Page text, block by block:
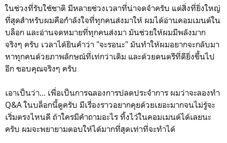
ในช่วงที่รับใช้ชาติ มีหลายช่วงเวลาที่น่าจดจำครับ แต่สิ่งที่ยิ่งใหญ่
ที่สุดสำหรับผมคือกำลังใจที่ทุกคนส่งมาให้ ผมได้อ่านคอมเมนต์ใน
บล็อก และอ่านจดหมายที่ทุกคนส่งมา มันช่วยให้ผมมีพลังมาก
จริงๆ ครับ เวลาได้ยินคำว่า "จะรอนะ" มันทำให้ผมอยากจะกลับมา
หาทุกคนด้วยภาพลักษณ์ที่เท่กว่าเดิม และด้วยดนตรีที่ดียิ่งขึ้นไป
อีก ขอบคุณจริงๆ ครับ
เอาเป็นว่า... เพื่อเป็นการฉลองการปลดประจำการ ผมว่าจะลองทำ
Q&A ในบล็อกนี้ดูครับ มีเรื่องราวอยากคุยด้วยเยอะมากจนไม่รู้จะ
เริ่มตรงไหนดี ถ้าใครมีคำถามอะไร ทิ้งไว้ในคอมเมนต์ได้เลยนะ
ครับ ผมจะพยายามตอบให้ได้มากที่สุดเท่าที่จะทำได้